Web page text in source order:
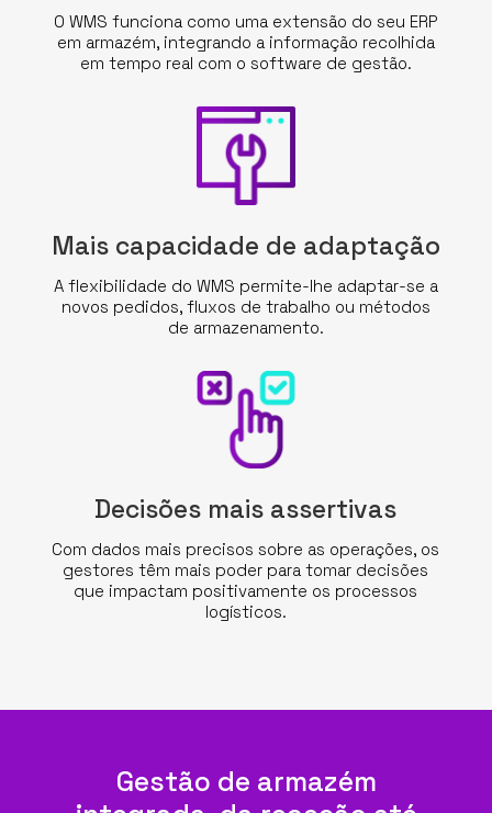
CARREIRAS
SUPORTE
PEDIR PROPOSTA
PT
O WMS funciona como uma extensão do seu ERP
em armazém, integrando a informação recolhida
em tempo real com o software de gestão.
Mais capacidade de adaptação
A flexibilidade do WMS permite-lhe adaptar-se a
novos pedidos, fluxos de trabalho ou métodos
de armazenamento.
Decisões mais assertivas
Com dados mais precisos sobre as operações, os
gestores têm mais poder para tomar decisões
que impactam positivamente os processos
logísticos.
Gestão de armazém